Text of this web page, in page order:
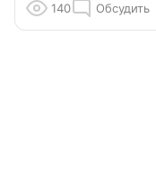
140 Обсудить